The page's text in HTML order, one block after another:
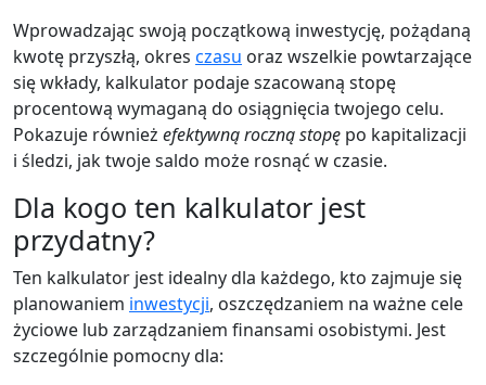
Wprowadzając swoją początkową inwestycję, pożądaną
kwotę przyszłą, okres czasu oraz wszelkie powtarzające
się wkłady, kalkulator podaje szacowaną stopę
procentową wymaganą do osiągnięcia twojego celu.
Pokazuje również efektywną roczną stopę po kapitalizacji
i śledzi, jak twoje saldo może rosnąć w czasie.
Dla kogo ten kalkulator jest
przydatny?
Ten kalkulator jest idealny dla każdego, kto zajmuje się
planowaniem inwestycji, oszczędzaniem na ważne cele
życiowe lub zarządzaniem finansami osobistymi. Jest
szczególnie pomocny dla: